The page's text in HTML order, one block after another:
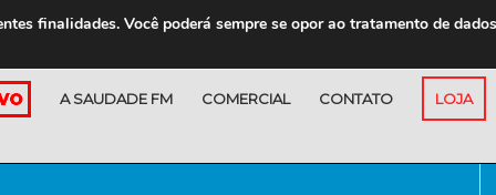
A SAUDADE FM COMERCIAL CONTATO LOJA
finalidades. Você poderá sempre se opor ao tratamento de